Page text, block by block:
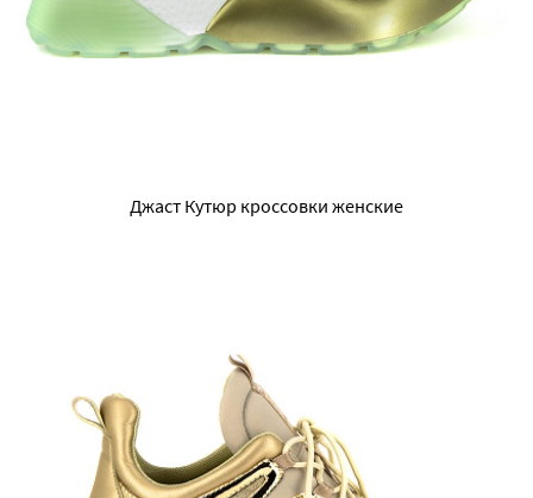
Джаст Кутюр кроссовки женские